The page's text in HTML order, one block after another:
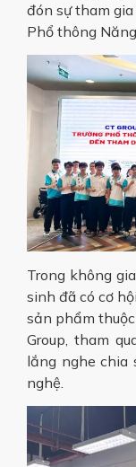
đón sự tham
Phổ thông
Trong không
sinh đã có cơ
sản phẩm
Group, tham
lắng nghe chia
nghệ.